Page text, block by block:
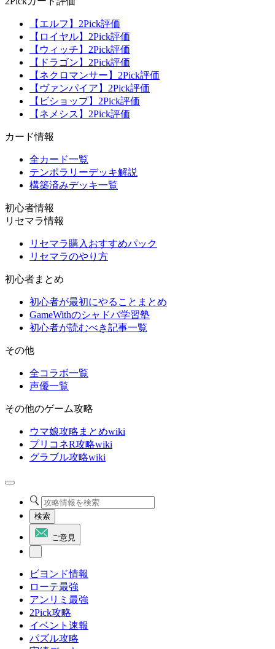
【エルフ】2Pick評価
【ロイヤル】2Pick評価
【ウィッチ】2Pick評価
【ドラゴン】2Pick評価
【ネクロマンサー】2Pick評価
【ヴァンパイア】2Pick評価
【ビショップ】2Pick評価
【ネメシス】2Pick評価
カード情報
全カード一覧
テンポラリーデッキ解説
構築済みデッキ一覧
初心者情報
リセマラ情報
リセマラ購入おすすめパック
リセマラのやり方
初心者まとめ
初心者が最初にやることまとめ
GameWithのシャドバ学習塾
初心者が読むべき記事一覧
その他
全コラボ一覧
声優一覧
その他のゲーム攻略
ウマ娘攻略まとめwiki
プリコネR攻略wiki
グラブル攻略wiki
検索
ご意見
ビヨンド情報
ローテ最強
アンリミ最強
2Pick攻略
イベント速報
パズル攻略